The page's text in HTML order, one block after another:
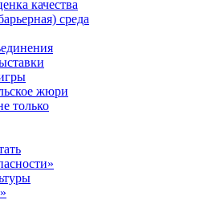
качества
среда
жюри
только